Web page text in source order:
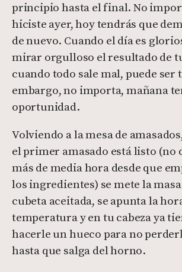
principio hasta el final. No
hiciste ayer, hoy tendrás que
de nuevo. Cuando el día es
mirar orgulloso el resultado de
cuando todo sale mal, puede ser
embargo, no importa, mañana
oportunidad.
Volviendo a la mesa de
el primer amasado está listo (no
más de media hora desde que
los ingredientes) se mete la
cubeta aceitada, se apunta la
temperatura y en tu cabeza ya
hacerle un hueco para no
hasta que salga del horno.